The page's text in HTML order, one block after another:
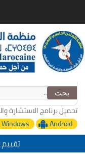
Skip
to
content
البحث
عن:
تحميل برنامج الاستشارة
Android
Windows